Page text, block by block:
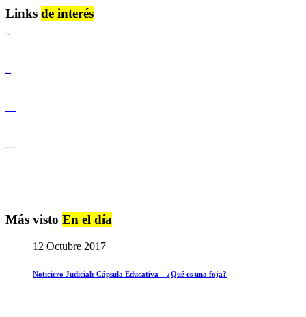
Links de interés
Más visto En el día
12 Octubre 2017
Noticiero Judicial: Cápsula Educativa – ¿Qué es una foja?